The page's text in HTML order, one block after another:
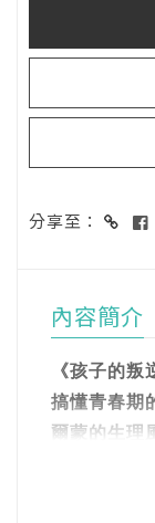
分享至：
內容簡介
《孩子的
搞懂青春期
爾蒙的生理